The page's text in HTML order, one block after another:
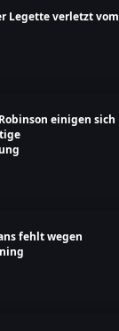
Legette verletzt vom
einigen sich
fehlt wegen